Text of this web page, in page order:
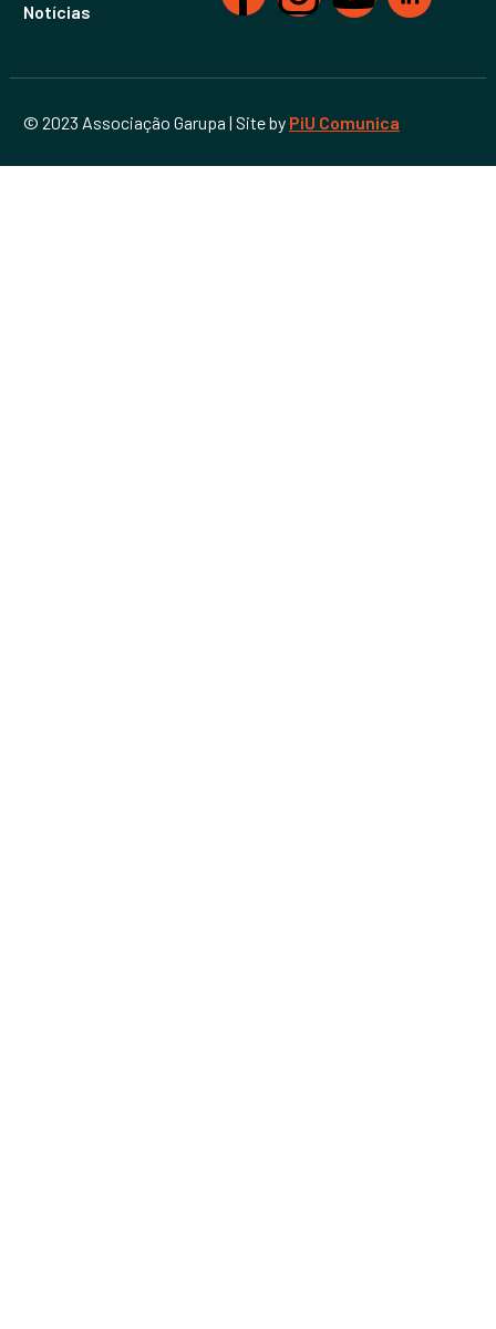
Notícias
© 2023 Associação Garupa | Site by PiU Comunica